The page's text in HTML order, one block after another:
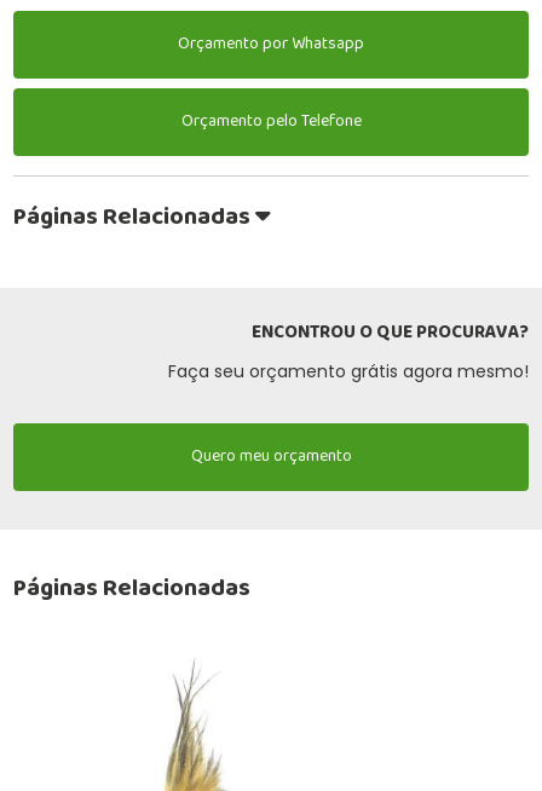
Orçamento por Whatsapp
Orçamento pelo Telefone
Páginas Relacionadas
ENCONTROU O QUE PROCURAVA?
Faça seu orçamento grátis agora mesmo!
Quero meu orçamento
Páginas Relacionadas